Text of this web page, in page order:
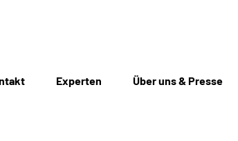
Experten Über uns & Presse